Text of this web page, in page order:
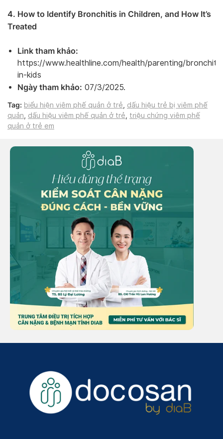
4. How to Identify Bronchitis in Children, and How It’s
Treated
Link tham khảo:
https://www.healthline.com/health/parenting/
in-kids
Ngày tham khảo: 07/3/2025.
Tag: biểu hiện viêm phế quản ở trẻ, dấu hiệu trẻ bị viêm phế
quản, dấu hiệu viêm phế quản ở trẻ, triệu chứng viêm phế
quản ở trẻ em